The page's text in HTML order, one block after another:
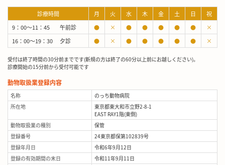
診療時間 月 火 水 木 金 土 日
祝
9：00～11：45
午前診 ● × ● ● ● ● ●
×
16：00～19：30
夕診 ● × ● ● ● ● ● ×
受付は終了時間の30分前までです(新規の方は終了の60分以上前にお越しください)。
診療開始の15分前から受付可能です
動物取扱業登録内容
名称
のっち動物病院
所在地
東京都東大和市立野2-8-1
EAST RAY1階(東側)
動物取扱業の種別
保管
登録番号
24東京都保第102839号
登録年月日
令和6年9月12日
登録の有効期間の末日
令和11年9月11日